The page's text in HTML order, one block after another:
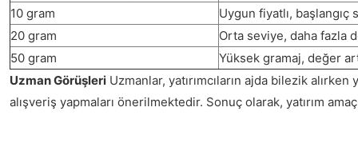
10 gram
Uygun fiyatlı, başlangıç
20 gram
Orta seviye, daha fazla
50 gram
Yüksek gramaj, değer
Uzman Görüşleri Uzmanlar, yatırımcıların ajda bilezik
alışveriş yapmaları önerilmektedir. Sonuç olarak, yatırım